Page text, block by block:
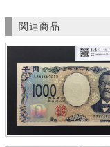
関連商品